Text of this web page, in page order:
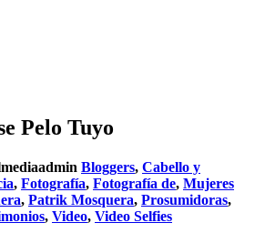
Pelo Tuyo
Bloggers, Cabello y
, Fotografía, Fotografía de, Mujeres
, Patrik Mosquera, Prosumidoras,
, Video, Video Selfies